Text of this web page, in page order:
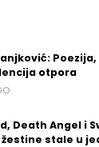
otpora
Death Angel i
stale u